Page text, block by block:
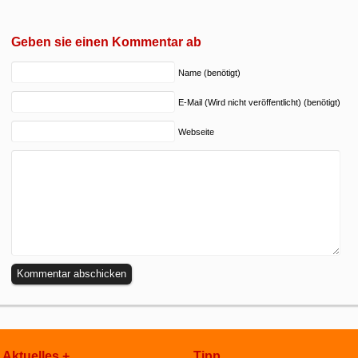
Geben sie einen Kommentar ab
Name (benötigt)
E-Mail (Wird nicht veröffentlicht) (benötigt)
Webseite